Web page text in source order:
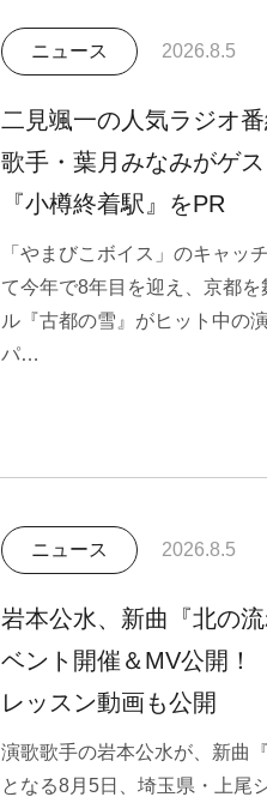
ニュース 2026.8.5
二見颯一の人気ラジオ
歌手・葉月みなみがゲ
『小樽終着駅』をPR
「やまびこボイス」のキャッ
て今年で8年目を迎え、京都
ル『古都の雪』がヒット中の
パ…
ニュース 2026.8.5
岩本公水、新曲『北の
ベント開催＆MV公開
レッスン動画も公開
演歌歌手の岩本公水が、新曲
となる8月5日、埼玉県・上尾